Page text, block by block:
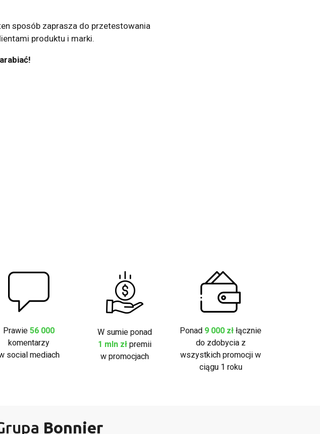
sposób zaprasza do przetestowania
produktu i marki.
Prawie 56 000
komentarzy
social mediach
W sumie ponad
1 mln zł premii
w promocjach
Ponad 9 000 zł łącznie
do zdobycia z
wszystkich promocji w
ciągu 1 roku
Bonnier